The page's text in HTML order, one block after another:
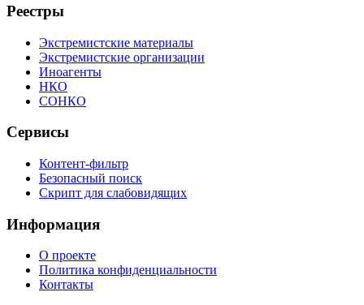
Реестры
Экстремистские материалы
Экстремистские организации
Иноагенты
НКО
СОНКО
Сервисы
Контент-фильтр
Безопасный поиск
Скрипт для слабовидящих
Информация
О проекте
Политика конфиденциальности
Контакты